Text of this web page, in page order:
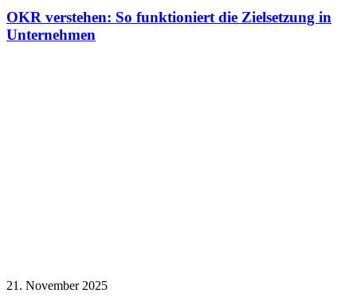
OKR verstehen: So funktioniert die Zielsetzung in
Unternehmen
21. November 2025